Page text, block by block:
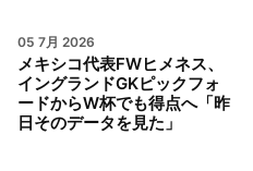
05 7月 2026
メキシコ代表FWヒメネス、
イングランドGKピックフォ
ードからW杯でも得点へ「昨
日そのデータを見た」